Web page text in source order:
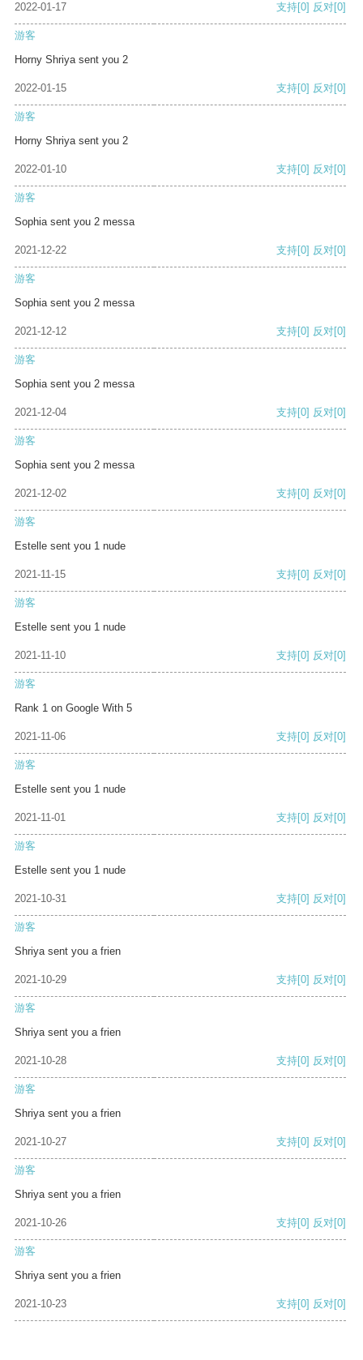
2022-01-17 支持[0] 反对[0]
游客
Horny Shriya sent you 2
2022-01-15 支持[0] 反对[0]
游客
Horny Shriya sent you 2
2022-01-10 支持[0] 反对[0]
游客
Sophia sent you 2 messa
2021-12-22 支持[0] 反对[0]
游客
Sophia sent you 2 messa
2021-12-12 支持[0] 反对[0]
游客
Sophia sent you 2 messa
2021-12-04 支持[0] 反对[0]
游客
Sophia sent you 2 messa
2021-12-02 支持[0] 反对[0]
游客
Estelle sent you 1 nude
2021-11-15 支持[0] 反对[0]
游客
Estelle sent you 1 nude
2021-11-10 支持[0] 反对[0]
游客
Rank 1 on Google With 5
2021-11-06 支持[0] 反对[0]
游客
Estelle sent you 1 nude
2021-11-01 支持[0] 反对[0]
游客
Estelle sent you 1 nude
2021-10-31 支持[0] 反对[0]
游客
Shriya sent you a frien
2021-10-29 支持[0] 反对[0]
游客
Shriya sent you a frien
2021-10-28 支持[0] 反对[0]
游客
Shriya sent you a frien
2021-10-27 支持[0] 反对[0]
游客
Shriya sent you a frien
2021-10-26 支持[0] 反对[0]
游客
Shriya sent you a frien
2021-10-23 支持[0] 反对[0]